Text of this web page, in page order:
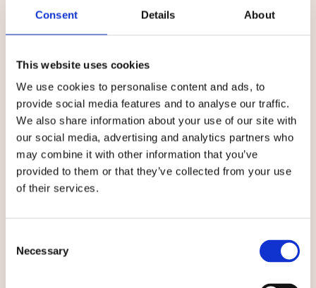
Consent Details About
This website uses cookies
We use cookies to personalise content and ads, to
provide social media features and to analyse our traffic.
We also share information about your use of our site with
our social media, advertising and analytics partners who
may combine it with other information that you’ve
provided to them or that they’ve collected from your use
of their services.
Selection
Necessary
Studi di Macerata
Didattica Generale presso l’Università degli
principali sono relativi alla progettazione
didattica e al rapporto tra didattica e digitale,
ovvero alle modalità con cui le logiche del
digitale e dell’on life stanno impattando sui
processi di apprendimento e insegnamento. Da
queste ricerche sono nati DEPIT, un’applicazione
digitale per la progettazione visibile ovvero
produzioni il testo, scritto con Maila Pentucci,
“Progettazione come azione simulata”, per i tipi